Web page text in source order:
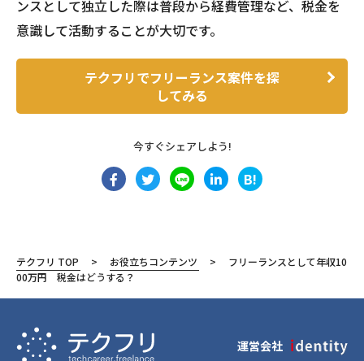
ンスとして独立した際は普段から経費管理など、税金を
意識して活動することが大切です。
テクフリでフリーランス案件を探
してみる
今すぐシェアしよう!
B!
テクフリ TOP お役立ちコンテンツ
フリーランスとして年収10
00万円 税金はどうする？
運営会社